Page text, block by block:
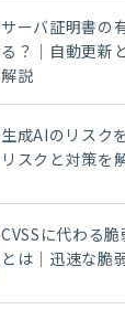
サーバ証明書の
る？｜自動更新
解説
生成AIのリスク
リスクと対策を
CVSSに代わる脆
とは｜迅速な脆